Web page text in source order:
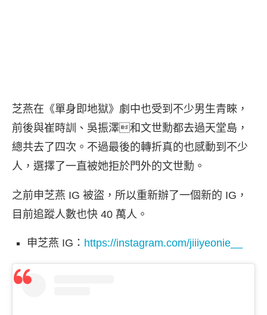
芝燕在《單身即地獄》劇中也受到不少男生青睞，
前後與崔時訓、吳振澤和文世勳都去過天堂島，
總共去了四次。不過最後的轉折真的也感動到不少
人，選擇了一直被她拒於門外的文世勳。
之前申芝燕 IG 被盜，所以重新辦了一個新的 IG，
目前追蹤人數也快 40 萬人。
申芝燕 IG： https://instagram.com/jiiiyeonie__